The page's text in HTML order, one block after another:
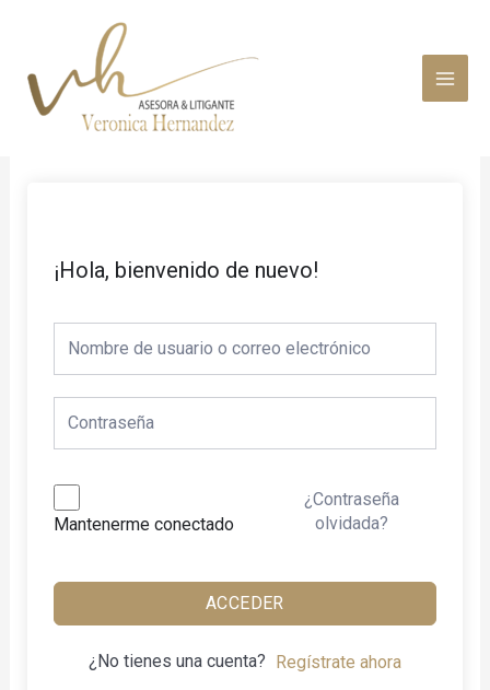
contenido
¡Hola, bienvenido de nuevo!
Mantenerme conectado
¿Contraseña
olvidada?
ACCEDER
¿No tienes una cuenta? Regístrate ahora